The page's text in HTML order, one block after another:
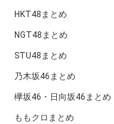
HKT48まとめ
NGT48まとめ
STU48まとめ
乃木坂46まとめ
欅坂46・日向坂46まとめ
ももクロまとめ